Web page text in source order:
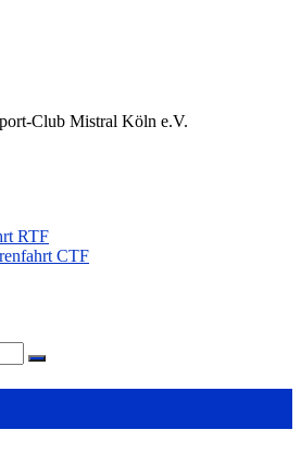
Club Mistral Köln e.V.
RTF
CTF